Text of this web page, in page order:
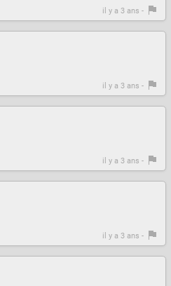
il y a 3 ans -
il y a 3 ans -
il y a 3 ans -
il y a 3 ans -